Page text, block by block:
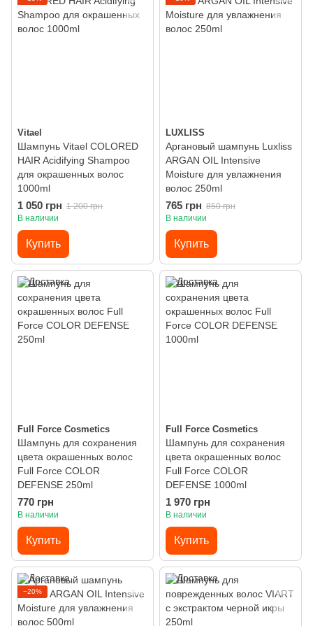
Vitael
Шампунь Vitael COLORED
HAIR Acidifying Shampoo
для окрашенных волос
1000ml
1 050 грн 1 200 грн
В наличии
Купить
LUXLISS
Аргановый шампунь Luxliss
ARGAN OIL Intensive
Moisture для увлажнения
волос 250ml
765 грн 850 грн
В наличии
Купить
Full Force Cosmetics
Шампунь для сохранения
цвета окрашенных волос
Full Force COLOR
DEFENSE 250ml
770 грн
В наличии
Купить
Full Force Cosmetics
Шампунь для сохранения
цвета окрашенных волос
Full Force COLOR
DEFENSE 1000ml
1 970 грн
В наличии
Купить
−20%